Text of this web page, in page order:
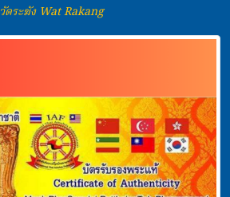
วัดระฆัง Wat Rakang